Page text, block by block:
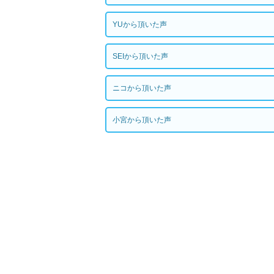
YUから頂いた声
SEIから頂いた声
ニコから頂いた声
小宮から頂いた声